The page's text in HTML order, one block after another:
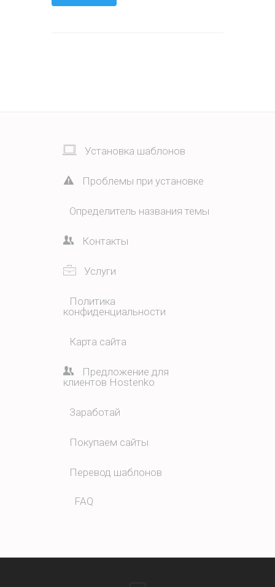
Установка шаблонов
Проблемы при установке
Определитель названия темы
Контакты
Услуги
Политика
конфиденциальности
Карта сайта
Предложение для
клиентов Hostenko
Заработай
Покупаем сайты
Перевод шаблонов
FAQ